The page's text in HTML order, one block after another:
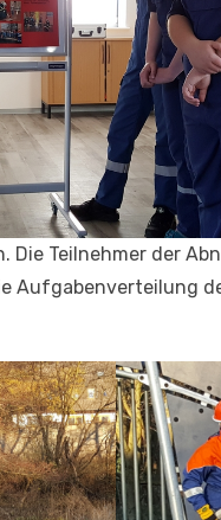
Die Teilnehmer der
Aufgabenverteilung